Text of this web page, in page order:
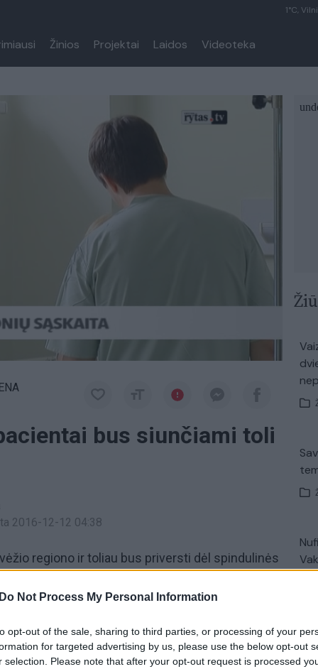
Do Not Process My Personal Information
opt-out of the sale, sharing to third parties, or processing of your
for targeted advertising by us, please use the below opt-out
selection. Please note that after your opt-out request is processed
1°C,
Žinios Projektai Laidos Videoteka
bus siunčiami toli
2016-12-12 04:38
regiono ir toliau bus priversti dėl spindulinės
miestų ligonines. Sveikatos apsaugos
radioterapijos centro Panevėžyje ir jam
kad per metus ieškoti gyvybiškai
per 1300 Panevėžio regiono gyventojų.